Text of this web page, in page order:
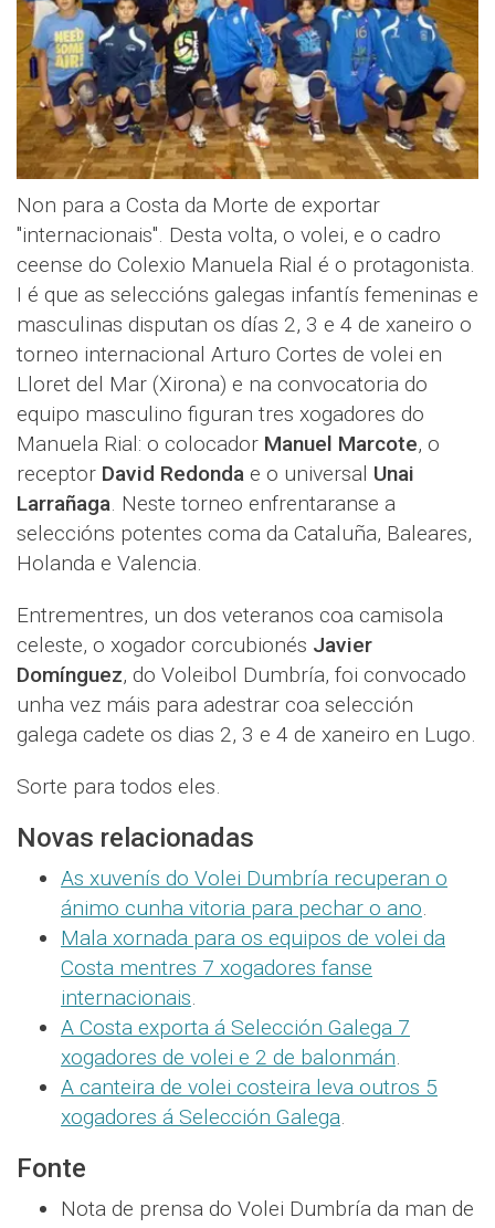
Non para a Costa da Morte de exportar
"internacionais". Desta volta, o volei, e o cadro
ceense do Colexio Manuela Rial é o protagonista.
I é que as seleccións galegas infantís femeninas e
masculinas disputan os días 2, 3 e 4 de xaneiro o
torneo internacional Arturo Cortes de volei en
Lloret del Mar (Xirona) e na convocatoria do
equipo masculino figuran tres xogadores do
Manuela Rial: o colocador Manuel Marcote, o
receptor David Redonda e o universal Unai
Larrañaga. Neste torneo enfrentaranse a
seleccións potentes coma da Cataluña, Baleares,
Holanda e Valencia.
Entrementres, un dos veteranos coa camisola
celeste, o xogador corcubionés Javier
Domínguez, do Voleibol Dumbría, foi convocado
unha vez máis para adestrar coa selección
galega cadete os dias 2, 3 e 4 de xaneiro en Lugo.
Sorte para todos eles.
Novas relacionadas
As xuvenís do Volei Dumbría recuperan o
ánimo cunha vitoria para pechar o ano.
Mala xornada para os equipos de volei da
Costa mentres 7 xogadores fanse
internacionais.
A Costa exporta á Selección Galega 7
xogadores de volei e 2 de balonmán.
A canteira de volei costeira leva outros 5
xogadores á Selección Galega.
Fonte
Nota de prensa do Volei Dumbría da man de